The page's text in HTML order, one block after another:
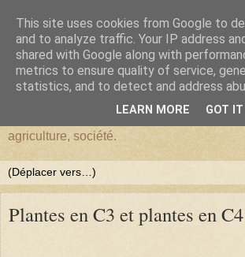
BlogHardi
Vous êtes sur BlogHardi, vous y trouverez
agriculture, société.
Plantes en C3 et plantes en C4
This site uses cookies from Google to
and to analyze traffic. Your IP address
shared with Google along with
metrics to ensure quality of service,
statistics, and to detect and address
LEARN MORE GOT IT